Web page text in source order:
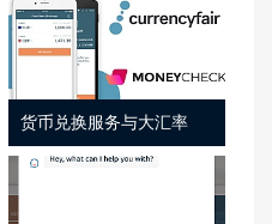
货币兑换服务与大汇率